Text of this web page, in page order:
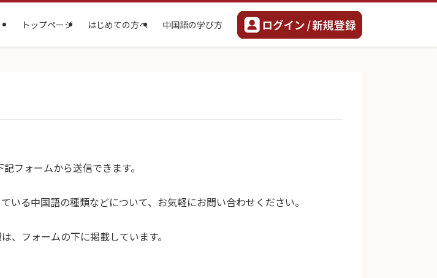
トップページ はじめての方へ 中国語の学び方
フォームから送信できます。
る中国語の種類などについて、お気軽にお問い合わせください。
、フォームの下に掲載しています。